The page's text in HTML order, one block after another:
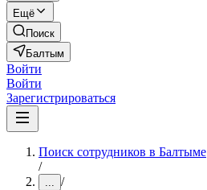
Ещё
Поиск
Балтым
Войти
Войти
Зарегистрироваться
Поиск сотрудников в Балтыме
/
... /